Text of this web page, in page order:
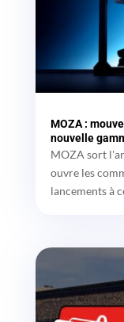
MOZA :
nouvelle
MOZA sort
ouvre les
lancements à